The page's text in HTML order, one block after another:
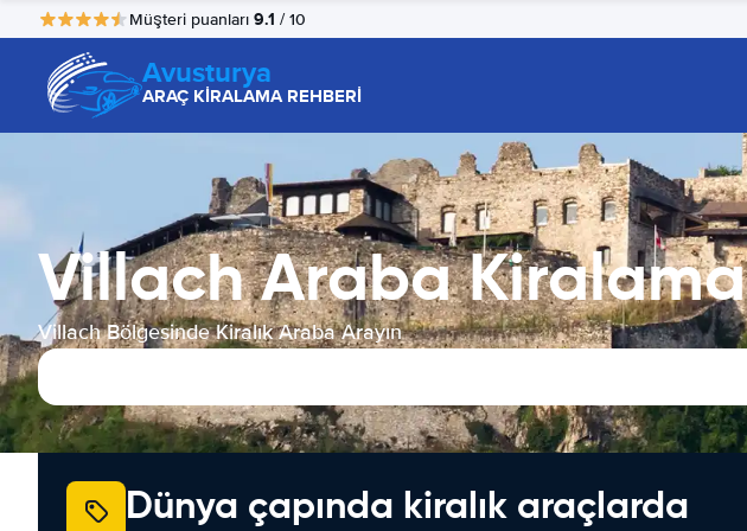
Müşteri puanları 9.1 / 10
Avusturya
ARAÇ KİRALAMA REHBERİ
Villach Araba Kiralama
Villach Bölgesinde Kiralık Araba Arayın
Dünya çapında kiralık araçlarda